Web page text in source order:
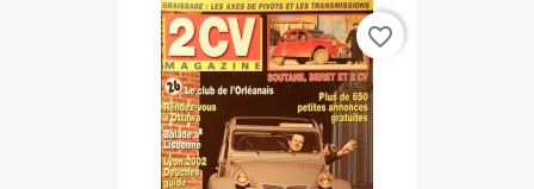
favorite_border